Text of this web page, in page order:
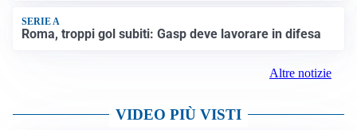
SERIE A
Roma, troppi gol subiti: Gasp deve lavorare in difesa
Altre notizie
VIDEO PIÙ VISTI